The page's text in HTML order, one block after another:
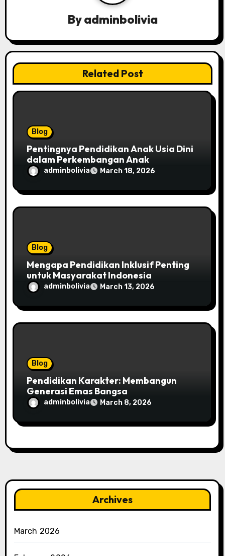
t
i
o
Byadminbolivia
Related Post
Blog
Pentingnya Pendidikan Anak Usia Dini
dalam Perkembangan Anak
adminbolivia March 18, 2026
Blog
Mengapa Pendidikan Inklusif Penting
untuk Masyarakat Indonesia
adminbolivia March 13, 2026
Blog
Pendidikan Karakter: Membangun
Generasi Emas Bangsa
adminbolivia March 8, 2026
Archives
March 2026